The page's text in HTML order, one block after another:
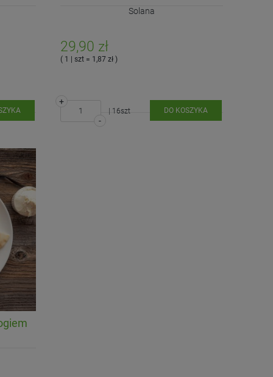
Solana
29,90 zł
( 1 | szt = 1,87 zł )
-
+
| 16szt DO KOSZYKA